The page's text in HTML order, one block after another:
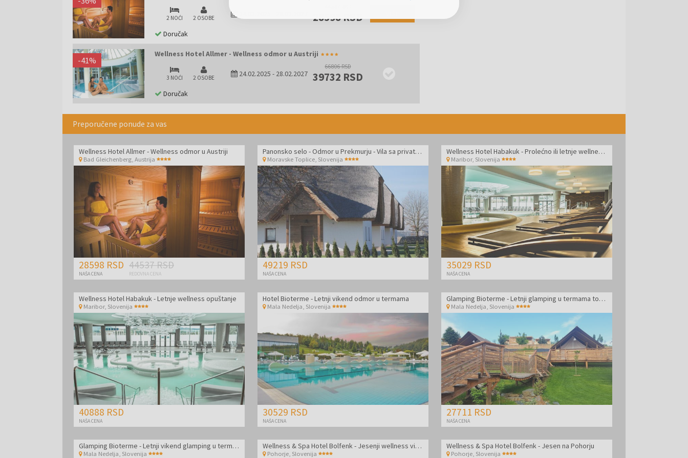
2 NOĆI 2 OSOBE 28598 RSD
Doručak
Wellness Hotel Allmer - Wellness odmor u Austriji
-41%
3 NOĆI 2 OSOBE 24.02.2025 - 28.02.2027
66806 RSD
39732 RSD
Doručak
Preporučene ponude za vas
Wellness Hotel Allmer - Wellness odmor u Austriji
Bad Gleichenberg Austrija
28598 RSD
NAŠA CENA
44537 RSD
REDOVNA CENA
Panonsko selo - Odmor u Prekmurju - Vila sa privatnim jacuzzijem - Odmor tokom sedmice
Moravske Toplice, Slovenija
49219 RSD
NAŠA CENA
Wellness Hotel Habakuk - Prolećno ili letnje wellness opuštanje
Maribor, Slovenija
35029 RSD
NAŠA CENA
Wellness Hotel Habakuk - Letnje wellness opuštanje
Maribor, Slovenija
40888 RSD
NAŠA CENA
Hotel Bioterme - Letnji vikend odmor u termama
Mala Nedelja Slovenija
30529 RSD
NAŠA CENA
Glamping Bioterme - Letnji glamping u termama tokom sedmice
Mala Nedelja Slovenija
27711 RSD
NAŠA CENA
Glamping Bioterme - Letnji vikend glamping u termama
Mala Nedelja Slovenija
Wellness & Spa Hotel Bolfenk - Jesenji wellness vikend na Pohorju
Pohorje, Slovenija
Wellness & Spa Hotel Bolfenk - Jesen na Pohorju
Pohorje, Slovenija